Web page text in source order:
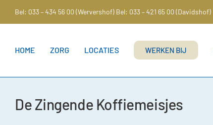
inhoud
Bel: 033 – 434 56 00 (Wervershof) Bel: 033 – 421 65 00 (Davidshof)
HOME ZORG LOCATIES WERKEN BIJ
De Zingende Koffiemeisjes